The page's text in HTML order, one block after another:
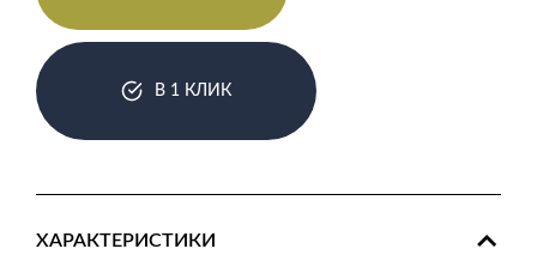
В 1 КЛИК
ХАРАКТЕРИСТИКИ